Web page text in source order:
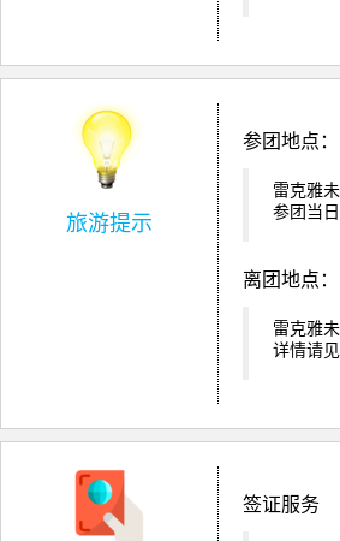
旅游提示
参团地点：
雷克雅
参团当
离团地点：
雷克雅
详情请
签证服务